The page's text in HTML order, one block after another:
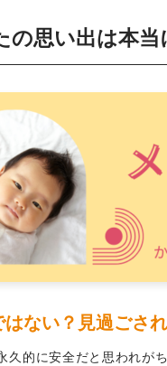
の思い出は本
ない？見過ごさ
久的に安全だと思われが